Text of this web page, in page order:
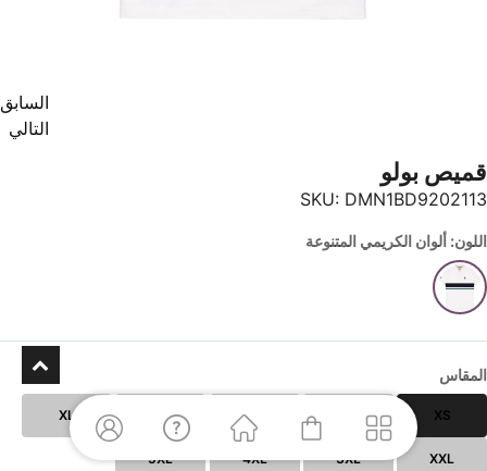
السابق
التالي
قميص بولو
SKU: DMN1BD9202113
اللون: ألوان الكريمي المتنوعة
المقاس
XS
M
XL
XXL
3XL
4XL
5XL